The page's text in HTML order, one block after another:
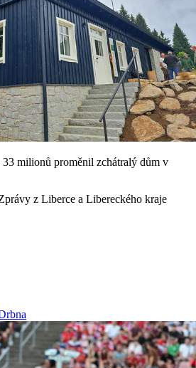
33 milionů proměnil zchátralý dům v
z Liberce a Libereckého kraje